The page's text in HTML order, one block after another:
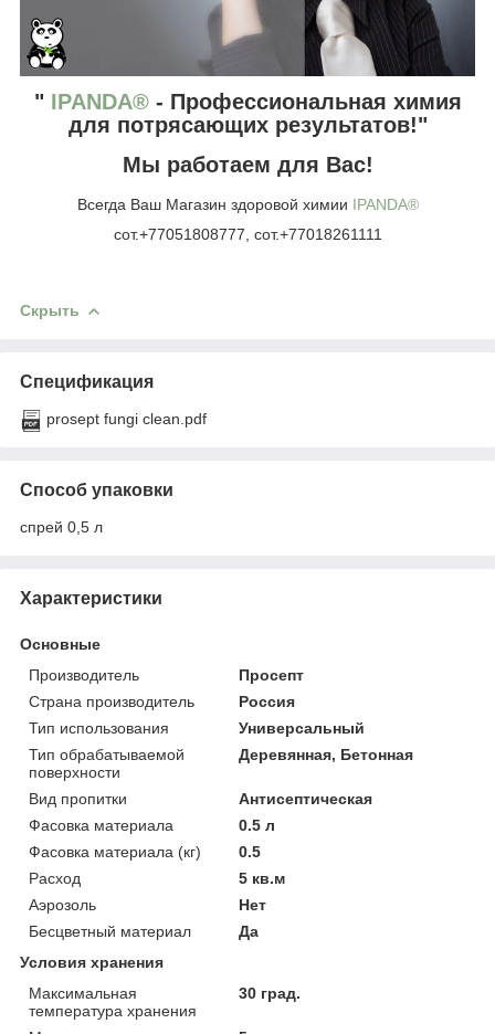
" IPANDA®- Профессиональная химия
для потрясающих результатов!"
Мы работаем для Вас!
Всегда Ваш Магазин здоровой химии IPANDA®
сот.+77051808777, сот.+77018261111
Скрыть
Спецификация
prosept fungi clean.pdf
Способ упаковки
спрей 0,5 л
Характеристики
Основные
Производитель
Просепт
Страна производитель
Россия
Тип использования
Универсальный
Тип обрабатываемой
поверхности
Деревянная, Бетонная
Вид пропитки
Антисептическая
Фасовка материала
0.5 л
Фасовка материала (кг)
0.5
Расход
5 кв.м
Аэрозоль
Нет
Бесцветный материал
Да
Условия хранения
Максимальная
температура хранения
30 град.